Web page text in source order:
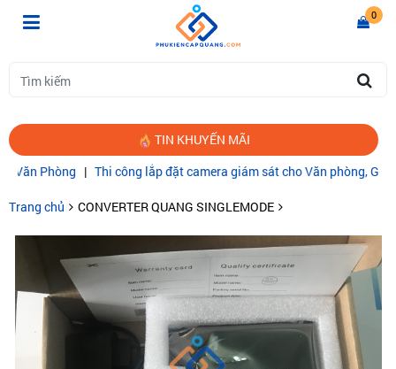
0
TIN KHUYẾN MÃI
|Thi công lắp đặt camera giám sát cho Văn phòng, Gia đình|
Trang chủ CONVERTER QUANG SINGLEMODE